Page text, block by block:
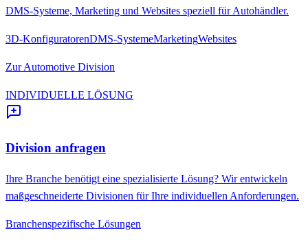
DMS-Systeme, Marketing und Websites speziell für Autohändler.
3D-KonfiguratorenDMS-SystemeMarketingWebsites
Zur Automotive Division
INDIVIDUELLE LÖSUNG
Division anfragen
Ihre Branche benötigt eine spezialisierte Lösung? Wir entwickeln
maßgeschneiderte Divisionen für Ihre individuellen Anforderungen.
Branchenspezifische Lösungen